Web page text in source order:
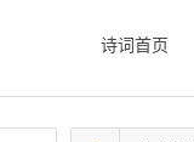
诗词首页